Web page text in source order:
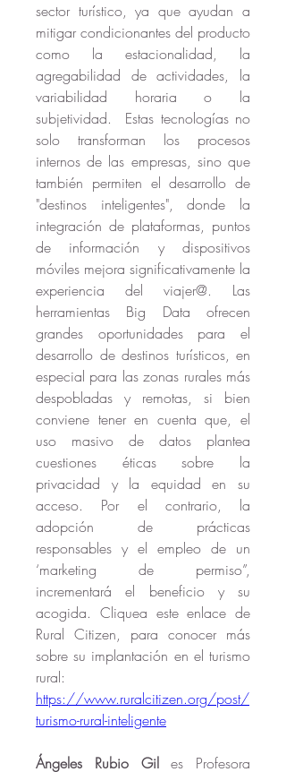
sector turístico, ya que ayudan a
mitigar condicionantes del producto
como la estacionalidad, la
agregabilidad de actividades, la
variabilidad horaria o la
subjetividad.  Estas tecnologías no
solo transforman los procesos
internos de las empresas, sino que
también permiten el desarrollo de
"destinos inteligentes", donde la
integración de plataformas, puntos
de información y dispositivos
móviles mejora significativamente la
experiencia del viajer@. Las
herramientas Big Data ofrecen
grandes oportunidades para el
desarrollo de destinos turísticos, en
especial para las zonas rurales más
despobladas y remotas, si bien
conviene tener en cuenta que, el
uso masivo de datos plantea
cuestiones éticas sobre la
privacidad y la equidad en su
acceso. Por el contrario, la
adopción de prácticas
responsables y el empleo de un
‘marketing de permiso”,
incrementará el beneficio y su
acogida. Cliquea este enlace de
Rural Citizen, para conocer más
sobre su implantación en el turismo
https://www.ruralcitizen.org/post/
turismo-rural-inteligente
Ángeles Rubio Gil es Profesora